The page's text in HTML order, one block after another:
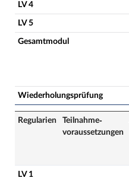
LV 4
LV 5
Gesamtmodul
Wiederholungsprüfung
Regularien
Teilnahme­
voraussetzungen
LV 1